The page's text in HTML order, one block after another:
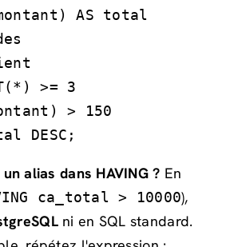
AS total
>= 3
> 150
DESC;
alias dans HAVING ? En
ca_total > 10000),
ni en SQL standard.